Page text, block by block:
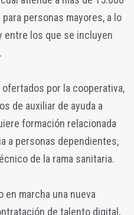
personas mayores, a lo
entre los que se incluyen
por la cooperativa,
de auxiliar de ayuda a
formación relacionada
a personas dependientes,
de la rama sanitaria.
en marcha una nueva
de talento digital,